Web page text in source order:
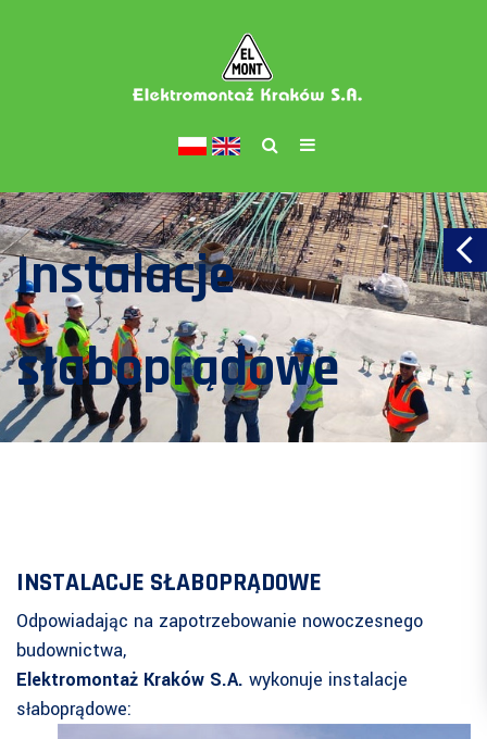
Instalacje
słaboprądowe
INSTALACJE SŁABOPRĄDOWE
Odpowiadając na zapotrzebowanie nowoczesnego
budownictwa,
Elektromontaż Kraków S.A. wykonuje instalacje
słaboprądowe: